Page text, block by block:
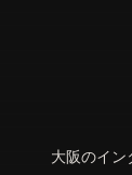
大阪のイン